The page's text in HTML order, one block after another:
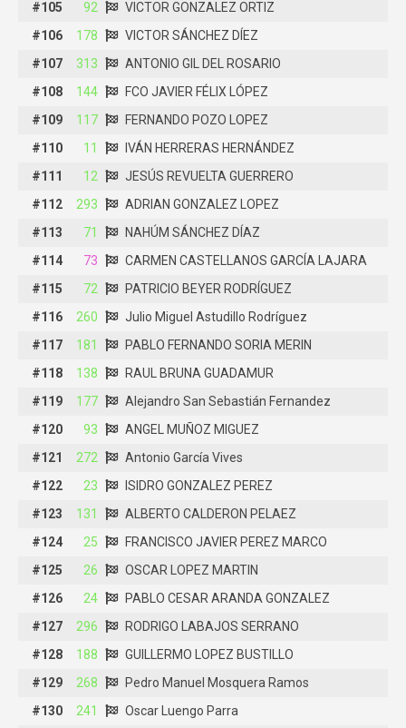
#105
92
VICTOR GONZALEZ ORTIZ
#106
178
VICTOR SÁNCHEZ DÍEZ
#107
313
ANTONIO GIL DEL ROSARIO
#108
144
FCO JAVIER FÉLIX LÓPEZ
#109
117
FERNANDO POZO LOPEZ
#110
11
IVÁN HERRERAS HERNÁNDEZ
#111
12
JESÚS REVUELTA GUERRERO
#112
293
ADRIAN GONZALEZ LOPEZ
#113
71
NAHÚM SÁNCHEZ DÍAZ
#114
73
CARMEN CASTELLANOS GARCÍA LAJARA
#115
72
PATRICIO BEYER RODRÍGUEZ
#116
260
Julio Miguel Astudillo Rodríguez
#117
181
PABLO FERNANDO SORIA MERIN
#118
138
RAUL BRUNA GUADAMUR
#119
177
Alejandro San Sebastián Fernandez
#120
93
ANGEL MUÑOZ MIGUEZ
#121
272
Antonio García Vives
#122
23
ISIDRO GONZALEZ PEREZ
#123
131
ALBERTO CALDERON PELAEZ
#124
25
FRANCISCO JAVIER PEREZ MARCO
#125
26
OSCAR LOPEZ MARTIN
#126
24
PABLO CESAR ARANDA GONZALEZ
#127
296
RODRIGO LABAJOS SERRANO
#128
188
GUILLERMO LOPEZ BUSTILLO
#129
268
Pedro Manuel Mosquera Ramos
#130
241
Oscar Luengo Parra
#105
92
VICTOR GONZALEZ ORTIZ
#106
178
VICTOR SÁNCHEZ DÍEZ
#107
313
ANTONIO GIL DEL ROSARIO
#108
144
FCO JAVIER FÉLIX LÓPEZ
#109
117
FERNANDO POZO LOPEZ
#110
IVÁN HERRERAS HERNÁNDEZ
#111
JESÚS REVUELTA GUERRERO
#112
293
ADRIAN GONZALEZ LOPEZ
#113
NAHÚM SÁNCHEZ DÍAZ
#114
CARMEN CASTELLANOS GARCÍA LAJARA
#115
PATRICIO BEYER RODRÍGUEZ
#116
260
Julio Miguel Astudillo Rodríguez
#117
181
PABLO FERNANDO SORIA MERIN
#118
138
RAUL BRUNA GUADAMUR
#119
177
Alejandro San Sebastián Fernandez
#120
93
ANGEL MUÑOZ MIGUEZ
#121
272
Antonio García Vives
#122
ISIDRO GONZALEZ PEREZ
#123
131
ALBERTO CALDERON PELAEZ
#124
FRANCISCO JAVIER PEREZ MARCO
#125
OSCAR LOPEZ MARTIN
#126
PABLO CESAR ARANDA GONZALEZ
#127
296
RODRIGO LABAJOS SERRANO
#128
188
GUILLERMO LOPEZ BUSTILLO
#129
268
Pedro Manuel Mosquera Ramos
#130
241
Oscar Luengo Parra